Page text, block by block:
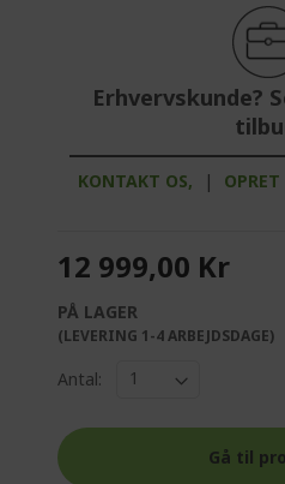
Erhvervskunde?
KONTAKT OS, |
12 999,00 Kr
PÅ LAGER
(LEVERING 1-4 ARBEJDSDAGE)
Antal:
Gå til